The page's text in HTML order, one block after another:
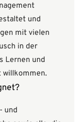
und
mit vielen
in der
Lernen und
willkommen.
und